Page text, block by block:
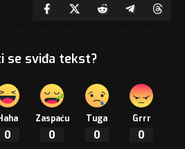
se sviđa tekst?
0
Zaspaću
0
Tuga
0
Grrr
0